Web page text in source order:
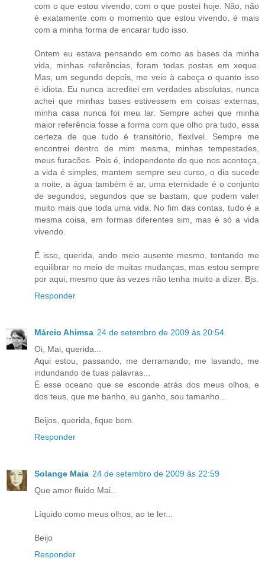
com o que estou vivendo, com o que postei hoje. Não, não
é exatamente com o momento que estou vivendo, é mais
com a minha forma de encarar tudo isso.
Ontem eu estava pensando em como as bases da minha
vida, minhas referências, foram todas postas em xeque.
Mas, um segundo depois, me veio à cabeça o quanto isso
é idiota. Eu nunca acreditei em verdades absolutas, nunca
achei que minhas bases estivessem em coisas externas,
minha casa nunca foi meu lar. Sempre achei que minha
maior referência fosse a forma com que olho pra tudo, essa
certeza de que tudo é transitório, flexível. Sempre me
encontrei dentro de mim mesma, minhas tempestades,
meus furacões. Pois é, independente do que nos aconteça,
a vida é simples, mantem sempre seu curso, o dia sucede
a noite, a água também é ar, uma eternidade é o conjunto
de segundos, segundos que se bastam, que podem valer
muito mais que toda uma vida. No fim das contas, tudo é a
mesma coisa, em formas diferentes sim, mas é só a vida
vivendo.
É isso, querida, ando meio ausente mesmo, tentando me
equilibrar no meio de muitas mudanças, mas estou sempre
por aqui, mesmo que às vezes não tenha muito a dizer. Bjs.
Responder
Márcio Ahimsa 24 de setembro de 2009 às 20:54
Oi, Mai, querida...
Aqui estou, passando, me derramando, me lavando, me
indundando de tuas palavras...
É esse oceano que se esconde atrás dos meus olhos, e
dos teus, que me banho, eu ganho, sou tamanho...
Beijos, querida, fique bem.
Responder
Solange Maia 24 de setembro de 2009 às 22:59
Que amor fluido Mai...
Líquido como meus olhos, ao te ler...
Beijo
Responder